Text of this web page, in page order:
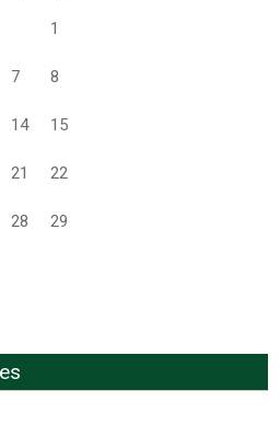
1
7 8
14 15
21 22
28 29